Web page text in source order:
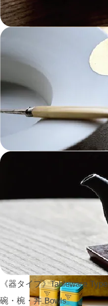
《器タイプ》Tableware Type
碗・椀・丼 Bowls